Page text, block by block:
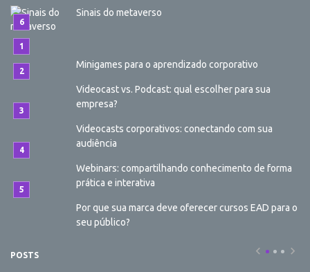
Sinais do metaverso
Minigames para o aprendizado corporativo
Videocast vs. Podcast: qual escolher para sua
empresa?
Videocasts corporativos: conectando com sua
audiência
Webinars: compartilhando conhecimento de forma
prática e interativa
Por que sua marca deve oferecer cursos EAD para o
seu público?
POSTS